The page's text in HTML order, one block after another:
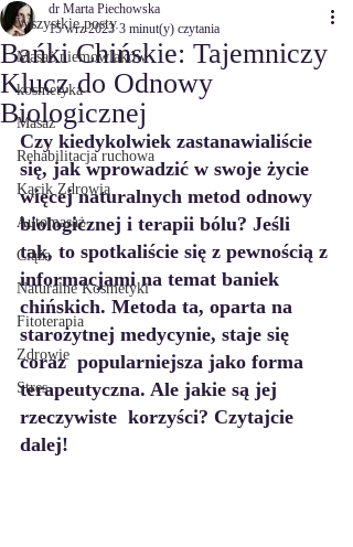
Wszystkie posty
Masaż niemowlaków
kosmetyka
Masaż
Rehabilitacja ruchowa
Kącik Zdrowia
Automasaż
Ciąża
Naturalne Kosmetyki
Fitoterapia
Zdrowie
Stres
Bańki Chińskie: Tajemniczy
Klucz do Odnowy
Biologicznej
dr Marta Piechowska
15 wrz 2023 3 minut(y) czytania
Czy kiedykolwiek zastanawialiście
się, jak wprowadzić w swoje życie
więcej naturalnych metod odnowy
biologicznej i terapii bólu? Jeśli
tak, to spotkaliście się z pewnością z
informacjami na temat baniek
chińskich. Metoda ta, oparta na
starożytnej medycynie, staje się
coraz  popularniejsza jako forma
terapeutyczna. Ale jakie są jej
rzeczywiste  korzyści? Czytajcie
dalej!